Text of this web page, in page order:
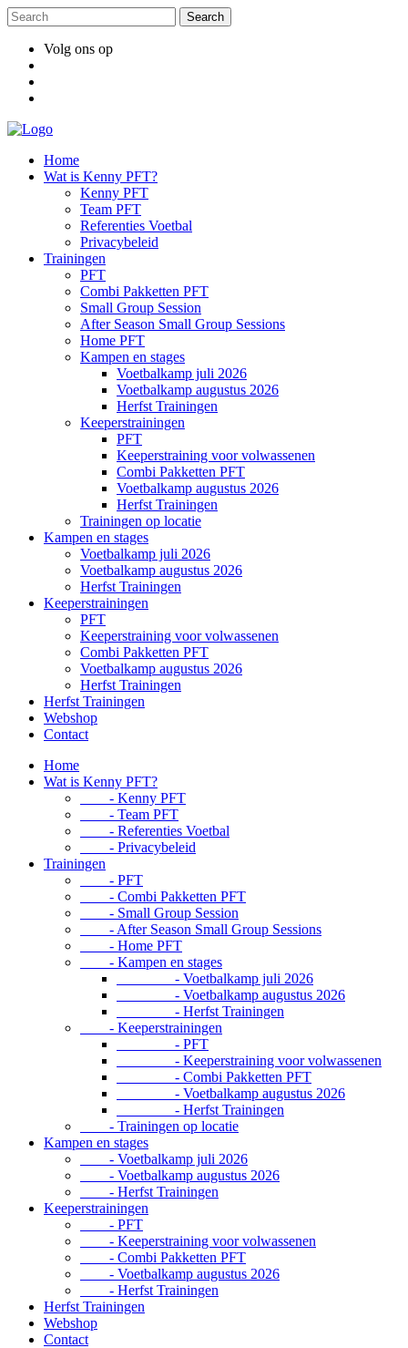
Volg ons op
Home
Wat is Kenny PFT?
Kenny PFT
Team PFT
Referenties Voetbal
Privacybeleid
Trainingen
PFT
Combi Pakketten PFT
Small Group Session
After Season Small Group Sessions
Home PFT
Kampen en stages
Voetbalkamp juli 2026
Voetbalkamp augustus 2026
Herfst Trainingen
Keeperstrainingen
PFT
Keeperstraining voor volwassenen
Combi Pakketten PFT
Voetbalkamp augustus 2026
Herfst Trainingen
Trainingen op locatie
Kampen en stages
Voetbalkamp juli 2026
Voetbalkamp augustus 2026
Herfst Trainingen
Keeperstrainingen
PFT
Keeperstraining voor volwassenen
Combi Pakketten PFT
Voetbalkamp augustus 2026
Herfst Trainingen
Herfst Trainingen
Webshop
Contact
Home
Wat is Kenny PFT?
- Kenny PFT
- Team PFT
- Referenties Voetbal
- Privacybeleid
Trainingen
- PFT
- Combi Pakketten PFT
- Small Group Session
- After Season Small Group Sessions
- Home PFT
- Kampen en stages
- Voetbalkamp juli 2026
- Voetbalkamp augustus 2026
- Herfst Trainingen
- Keeperstrainingen
- PFT
- Keeperstraining voor volwassenen
- Combi Pakketten PFT
- Voetbalkamp augustus 2026
- Herfst Trainingen
- Trainingen op locatie
Kampen en stages
- Voetbalkamp juli 2026
- Voetbalkamp augustus 2026
- Herfst Trainingen
Keeperstrainingen
- PFT
- Keeperstraining voor volwassenen
- Combi Pakketten PFT
- Voetbalkamp augustus 2026
- Herfst Trainingen
Herfst Trainingen
Webshop
Contact